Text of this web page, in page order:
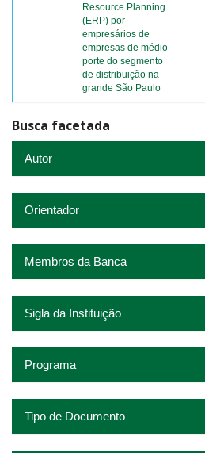
Resource Planning
(ERP) por
empresários de
empresas de médio
porte do segmento
de distribuição na
grande São Paulo
Busca facetada
Autor
Orientador
Membros da Banca
Sigla da Instituição
Programa
Tipo de Documento